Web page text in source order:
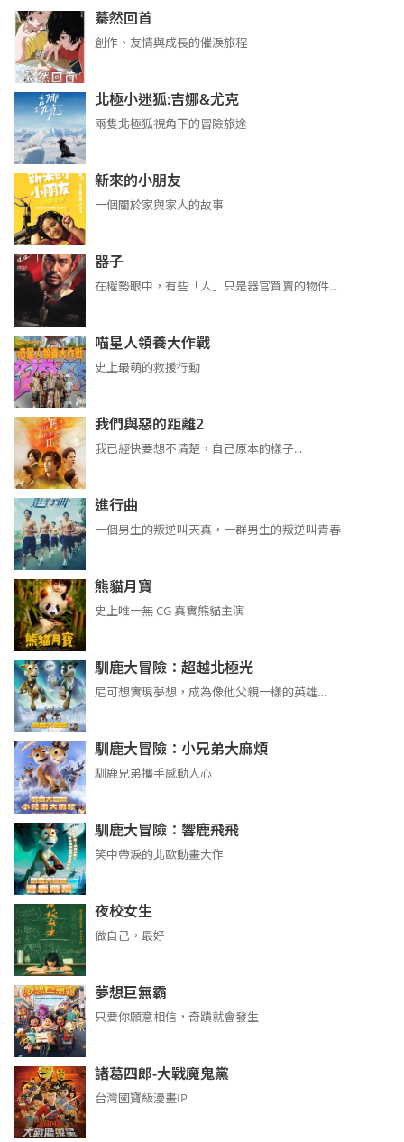
驀然回首
創作、友情與成長的催淚旅程
北極小迷狐:吉娜&尤克
兩隻北極狐視角下的冒險旅途
新來的小朋友
一個關於家與家人的故事
器子
在權勢眼中，有些「人」只是器官買賣的物件...
喵星人領養大作戰
史上最萌的救援行動
我們與惡的距離2
我已經快要想不清楚，自己原本的樣子...
進行曲
​​​一個男生的叛逆叫天真，一群男生的叛逆叫青春
熊貓月寶
史上唯一無 CG 真實熊貓主演
馴鹿大冒險：超越北極光
尼可想實現夢想，成為像他父親一樣的英雄…
馴鹿大冒險：小兄弟大麻煩
馴鹿兄弟攜手感動人心
馴鹿大冒險：響鹿飛飛
笑中帶淚的北歐動畫大作
夜校女生
做自己，最好
夢想巨無霸
只要你願意相信，奇蹟就會發生
諸葛四郎-大戰魔鬼黨
台灣國寶級漫畫IP